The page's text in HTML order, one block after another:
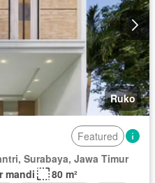
Ruko
Featured
Surabaya, Jawa Timur
mandi
80 m²